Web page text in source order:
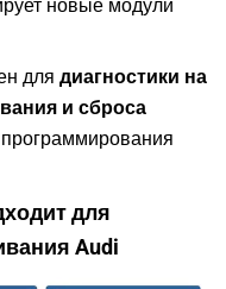
новые модули
для диагностики на
и сброса
для
Audi